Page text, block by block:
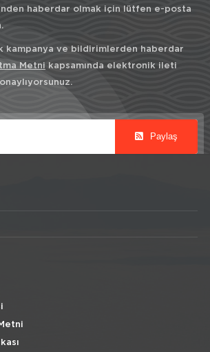
haberdar olmak için lütfen e-posta
kampanya ve bildirimlerden haberdar
Metni kapsamında elektronik ileti
Paylaş